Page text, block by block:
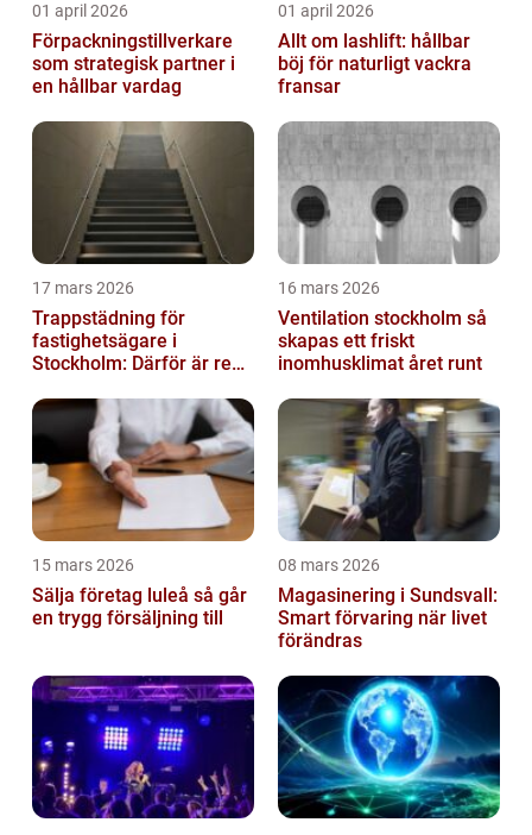
01 april 2026
Förpackningstillverkare
som strategisk partner i
en hållbar vardag
01 april 2026
Allt om lashlift: hållbar
böj för naturligt vackra
fransar
17 mars 2026
Trappstädning för
fastighetsägare i
Stockholm: Därför är rena
investering
16 mars 2026
Ventilation stockholm så
skapas ett friskt
inomhusklimat året runt
15 mars 2026
Sälja företag luleå så går
en trygg försäljning till
08 mars 2026
Magasinering i Sundsvall:
Smart förvaring när livet
förändras